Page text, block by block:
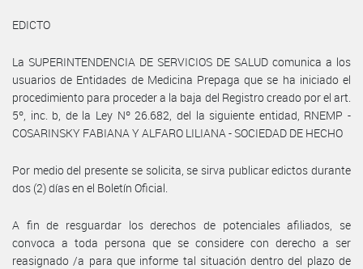
EDICTO
La SUPERINTENDENCIA DE SERVICIOS DE SALUD comunica a los
usuarios de Entidades de Medicina Prepaga que se ha iniciado el
procedimiento para proceder a la baja del Registro creado por el art.
5º, inc. b, de la Ley Nº 26.682, del la siguiente entidad, RNEMP -
COSARINSKY FABIANA Y ALFARO LILIANA - SOCIEDAD DE HECHO
Por medio del presente se solicita, se sirva publicar edictos durante
dos (2) días en el Boletín Oficial.
A fin de resguardar los derechos de potenciales afiliados, se
convoca a toda persona que se considere con derecho a ser
reasignado /a para que informe tal situación dentro del plazo de